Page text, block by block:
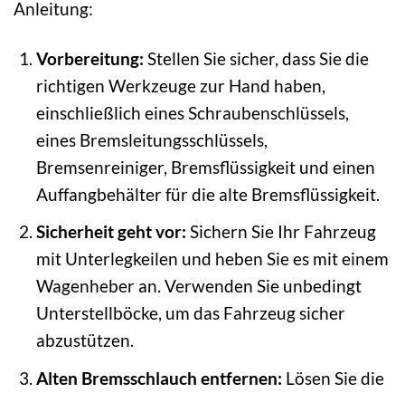
Anleitung:
Vorbereitung: Stellen Sie sicher, dass Sie die
richtigen Werkzeuge zur Hand haben,
einschließlich eines Schraubenschlüssels,
eines Bremsleitungsschlüssels,
Bremsenreiniger, Bremsflüssigkeit und einen
Auffangbehälter für die alte Bremsflüssigkeit.
Sicherheit geht vor: Sichern Sie Ihr Fahrzeug
mit Unterlegkeilen und heben Sie es mit einem
Wagenheber an. Verwenden Sie unbedingt
Unterstellböcke, um das Fahrzeug sicher
abzustützen.
Alten Bremsschlauch entfernen: Lösen Sie die